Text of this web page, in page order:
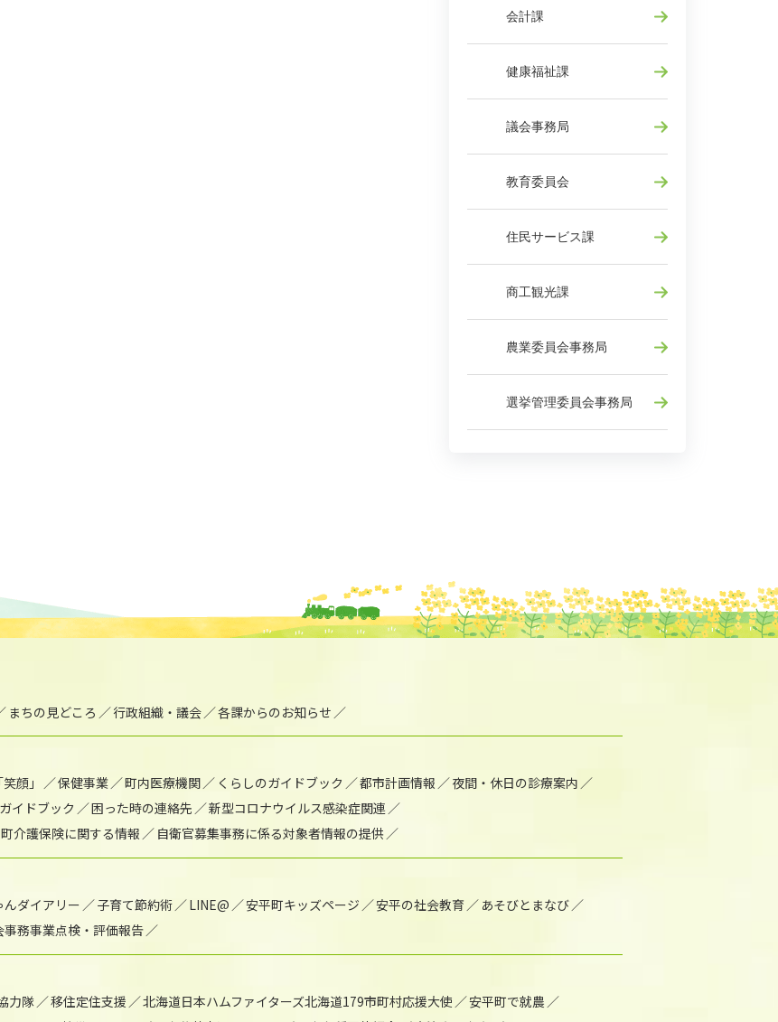
会計課
健康福祉課
議会事務局
教育委員会
住民サービス課
商工観光課
農業委員会事務局
選挙管理委員会事務局
まちの見どころ 行政組織・議会 各課からのお知らせ
顔」 保健事業 町内医療機関 くらしのガイドブック 都市計画情報
夜間・休日の診療案内
イドブック 困った時の連絡先
新型コロナウイルス感染症関連
介護保険に関する情報 自衛官募集事務に係る対象者情報の提供
んダイアリー 子育て節約術 LINE@ 安平町キッズページ 安平の社会教育
あそびとまなび
事務事業点検・評価報告
力隊 移住定住支援 北海道日本ハムファイターズ北海道179市町村応援大使
安平町で就農